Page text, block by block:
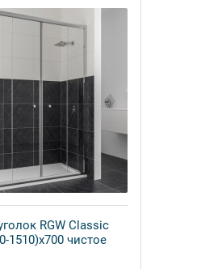
RGW Classic
1510)x700 чистое